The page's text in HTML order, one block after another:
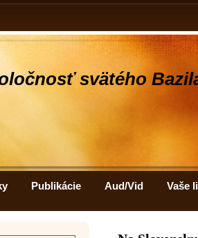
svätého
Publikácie Aud/Vid Vaše